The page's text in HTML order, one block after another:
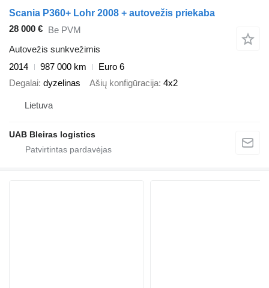
Scania P360+ Lohr 2008 + autovežis priekaba
28 000 € Be PVM
Autovežis sunkvežimis
2014
987 000 km
Euro 6
Degalai dyzelinas Ašių konfigūracija 4x2
Lietuva
UAB Bleiras logistics